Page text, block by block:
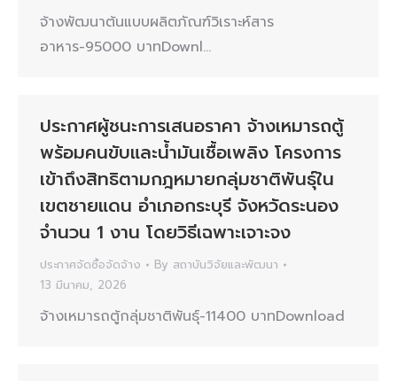
จ้างพัฒนาต้นแบบผลิตภัณฑ์วิเราะห์สาร
อาหาร-95000 บาทDownl…
ประกาศผู้ชนะการเสนอราคา จ้างเหมารถตู้
พร้อมคนขับและน้ำมันเชื้อเพลิง โครงการ
เข้าถึงสิทธิตามกฎหมายกลุ่มชาติพันธุ์ใน
เขตชายแดน อำเภอกระบุรี จังหวัดระนอง
จำนวน 1 งาน โดยวิธีเฉพาะเจาะจง
ประกาศจัดซื้อจัดจ้าง By สถาบันวิจัยและพัฒนา
13 มีนาคม, 2026
จ้างเหมารถตู้กลุ่มชาติพันธ์ุ-11400 บาทDownload